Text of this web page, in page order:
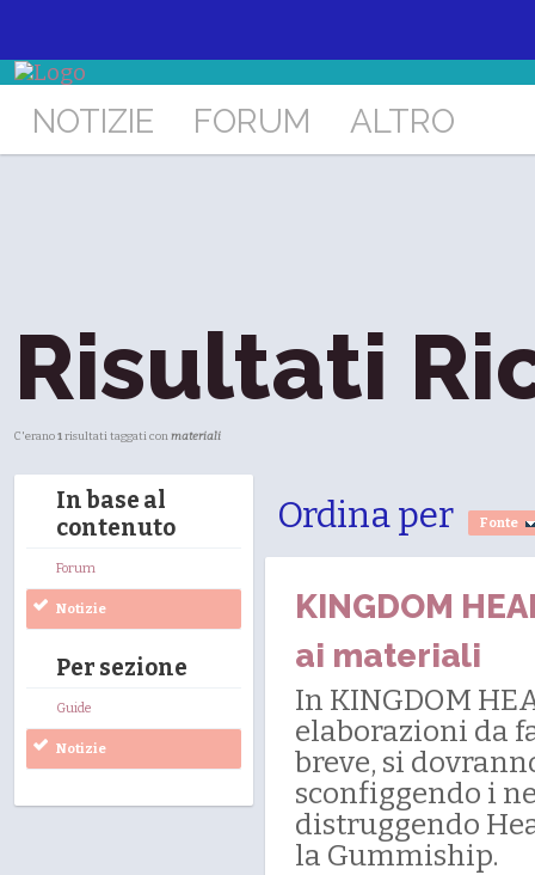
NOTIZIE FORUM ALTRO
Risultati
C'erano1risultati taggati conmateriali
In base al
contenuto
Forum
Notizie
Per sezione
Guide
Notizie
Ordina per Fonte
KINGDOM
ai materiali
In KINGDOM
elaborazioni da
breve, si
sconfiggendo i
distruggendo
la Gummiship.